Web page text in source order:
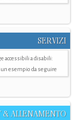
SERVIZI
accessibili a disabili:
un esempio da seguire
& ALLENAMENTO